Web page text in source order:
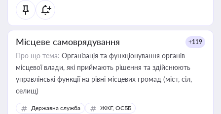
Місцеве самоврядування +119
Про що тема: Організація та функціонування органів
місцевої влади, які приймають рішення та здійснюють
управлінські функції на рівні місцевих громад (міст, сіл,
селищ)
Державна служба ЖКГ, ОСББ